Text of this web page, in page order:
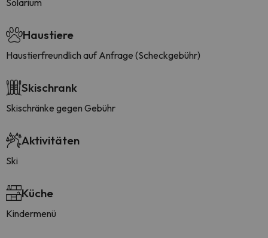
Solarium
Haustiere
Haustierfreundlich auf Anfrage (Scheckgebühr)
Skischrank
Skischränke gegen Gebühr
Aktivitäten
Ski
Küche
Kindermenü